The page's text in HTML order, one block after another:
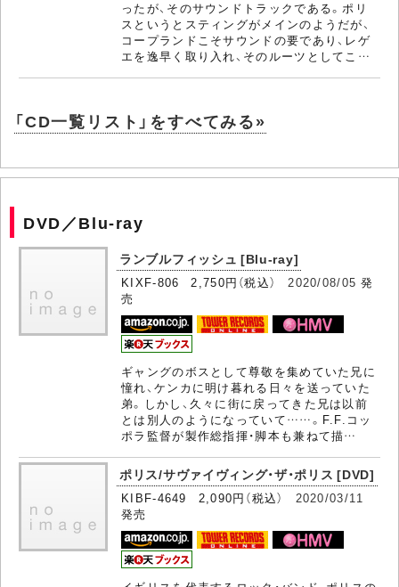
ったが、そのサウンドトラックである。ポリ
スというとスティングがメインのようだが、
コープランドこそサウンドの要であり、レゲ
エを逸早く取り入れ、そのルーツとしてこ…
「CD一覧リスト」をすべてみる»
DVD／Blu-ray
ランブルフィッシュ [Blu-ray]
KIXF-806 2,750円（税込） 2020/08/05 発
売
ギャングのボスとして尊敬を集めていた兄に
憧れ、ケンカに明け暮れる日々を送っていた
弟。しかし、久々に街に戻ってきた兄は以前
とは別人のようになっていて……。F.F.コッ
ポラ監督が製作総指揮・脚本も兼ねて描…
ポリス/サヴァイヴィング・ザ・ポリス [DVD]
KIBF-4649 2,090円（税込） 2020/03/11
発売